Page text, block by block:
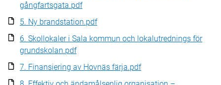
gångfartsgata.pdf
5. Ny brandstation.pdf
6. Skollokaler i Sala kommun och lokalutrednings för
grundskolan.pdf
7. Finansiering av Hovnäs färja.pdf